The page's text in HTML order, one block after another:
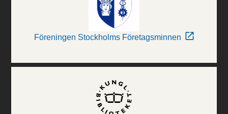
Föreningen Stockholms Företagsminnen